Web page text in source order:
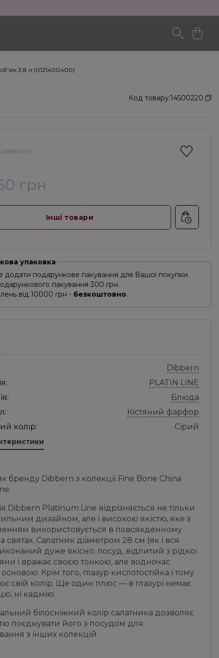
3,8 л (0121400400)
Код товару:14500220
грн
Інші товари
упаковка
додати подарункове пакування для Вашої покупки.
пакування 300 грн.
від 10000 грн - безкоштовно.
Dibbern
PLATIN LINE
Блюда
Кістяний фарфор
колір:
Сірий
бренду Dibbern з колекції Fine Bone China
Dibbern Platinum Line відрізняється не тільки
дизайном, але і високою якістю, яке з
використовується в повсякденному
святах. Салатник діаметром 28 см (як і вся
дуже якісно: посуд, відлитий з рідкої
і вражає своєю тонкою, але водночас
Крім того, глазур кислотостійка і тому
свій колір. Ще один плюс — в глазурі немає
ні кадмію.
білосніжний колір салатника дозволяє
поєднувати його з посудом для
з інших колекцій.